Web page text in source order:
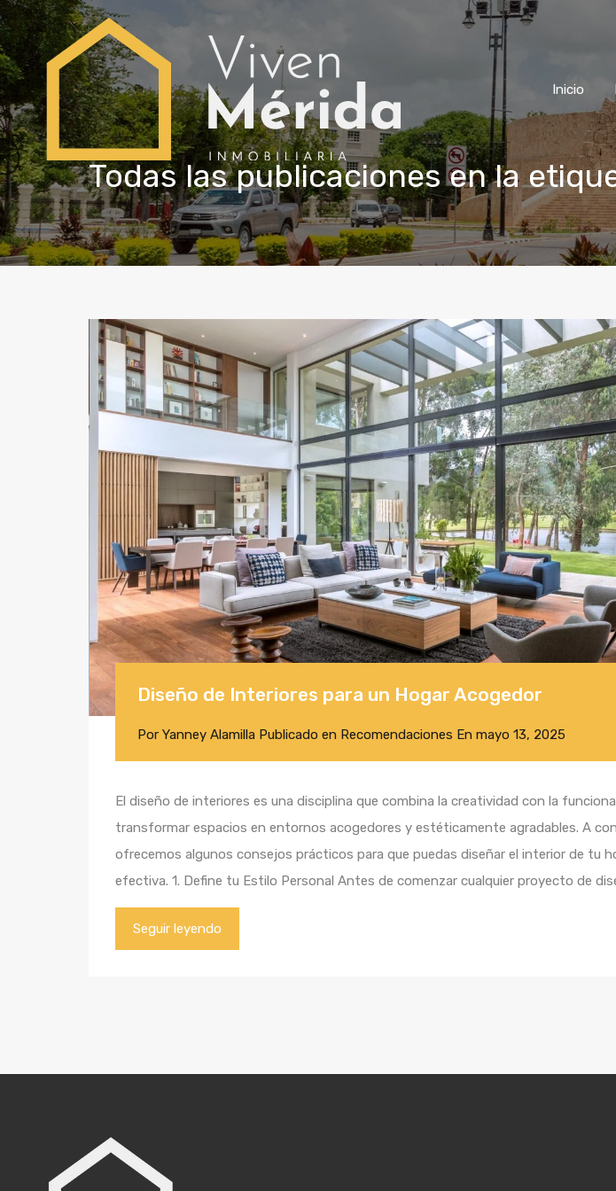
Inicio
Todas las publicaciones en la
Diseño de Interiores para un Hogar Acogedor
Por Yanney Alamilla Publicado en Recomendaciones En mayo 13, 2025
El diseño de interiores es una disciplina que combina la creatividad con la
transformar espacios en entornos acogedores y estéticamente agradables. A
ofrecemos algunos consejos prácticos para que puedas diseñar el interior de tu
efectiva. 1. Define tu Estilo Personal Antes de comenzar cualquier proyecto de
Seguir leyendo